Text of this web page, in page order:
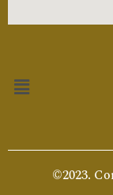
Menu
©2023.